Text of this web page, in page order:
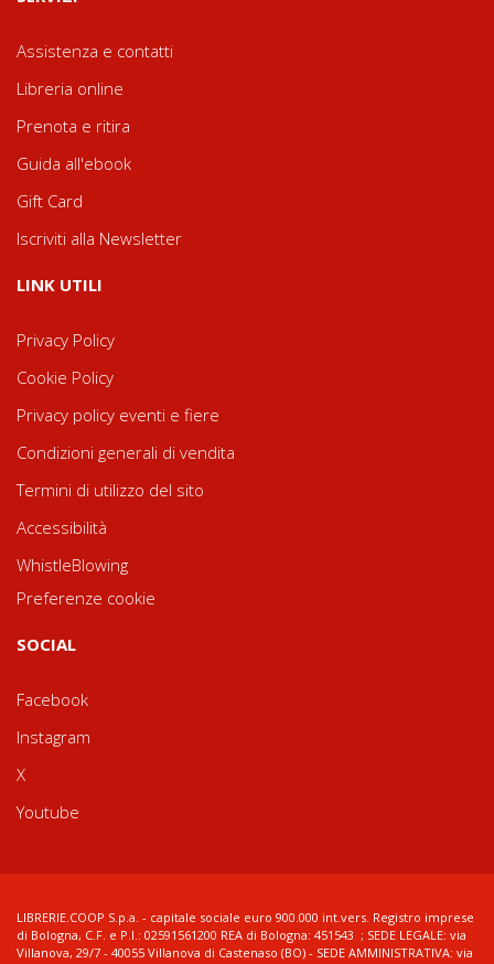
Assistenza e contatti
Libreria online
Prenota e ritira
Guida all'ebook
Gift Card
Iscriviti alla Newsletter
LINK UTILI
Privacy Policy
Cookie Policy
Privacy policy eventi e fiere
Condizioni generali di vendita
Termini di utilizzo del sito
Accessibilità
WhistleBlowing
Preferenze cookie
SOCIAL
Facebook
Instagram
X
Youtube
LIBRERIE.COOP S.p.a. - capitale sociale euro 900.000 int.vers. Registro imprese
di Bologna, C.F. e P.I.: 02591561200 REA di Bologna: 451543 ; SEDE LEGALE: via
Villanova, 29/7 - 40055 Villanova di Castenaso (BO) - SEDE AMMINISTRATIVA: via